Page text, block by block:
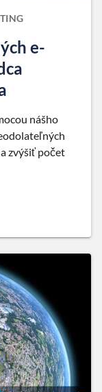
e-
nášho
zvýšiť počet